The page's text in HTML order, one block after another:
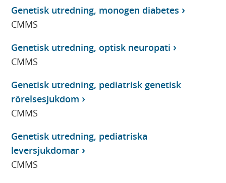
Genetisk utredning, monogen diabetes
CMMS
Genetisk utredning, optisk neuropati
CMMS
Genetisk utredning, pediatrisk genetisk
rörelsesjukdom
CMMS
Genetisk utredning, pediatriska
leversjukdomar
CMMS